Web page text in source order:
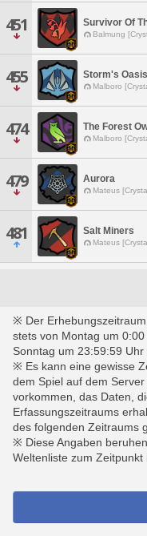
451 Survivor Of
Balmung
455 Storm's Oasis
Malboro
474 The Forest
Malboro
479 Aurora
Mateus
481 Salt Miners
Mateus
※ Der
stets von Montag um
Sonntag um 23:59:59 Uhr
※ Es kann eine gewisse
dem Spiel auf dem
vorkommen, das Daten,
Erfassungszeitraums
des folgenden Zeitraums
※ Diese Angaben
Weltenliste zum Zeitpunkt